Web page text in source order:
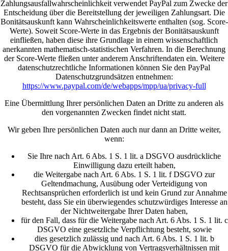
Zahlungsausfallwahrscheinlichkeit verwendet PayPal zum Zwecke der
Entscheidung über die Bereitstellung der jeweiligen Zahlungsart. Die
Bonitätsauskunft kann Wahrscheinlichkeitswerte enthalten (sog. Score-
Werte). Soweit Score-Werte in das Ergebnis der Bonitätsauskunft
einfließen, haben diese ihre Grundlage in einem wissenschaftlich
anerkannten mathematisch-statistischen Verfahren. In die Berechnung
der Score-Werte fließen unter anderem Anschriftendaten ein. Weitere
datenschutzrechtliche Informationen können Sie den PayPal
Datenschutzgrundsätzen entnehmen:
https://www.paypal.com/de/webapps/mpp/ua/privacy-full
Eine Übermittlung Ihrer persönlichen Daten an Dritte zu anderen als
den vorgenannten Zwecken findet nicht statt.
Wir geben Ihre persönlichen Daten auch nur dann an Dritte weiter,
wenn:
Sie Ihre nach Art. 6 Abs. 1 S. 1 lit. a DSGVO ausdrückliche
Einwilligung dazu erteilt haben,
die Weitergabe nach Art. 6 Abs. 1 S. 1 lit. f DSGVO zur
Geltendmachung, Ausübung oder Verteidigung von
Rechtsansprüchen erforderlich ist und kein Grund zur Annahme
besteht, dass Sie ein überwiegendes schutzwürdiges Interesse an
der Nichtweitergabe Ihrer Daten haben,
für den Fall, dass für die Weitergabe nach Art. 6 Abs. 1 S. 1 lit. c
DSGVO eine gesetzliche Verpflichtung besteht, sowie
dies gesetzlich zulässig und nach Art. 6 Abs. 1 S. 1 lit. b
DSGVO für die Abwicklung von Vertragsverhältnissen mit